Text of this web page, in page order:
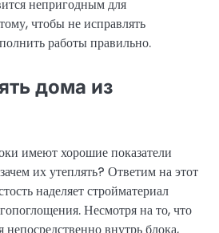
непригодным для
чтобы не исправлять
работы правильно.
дома из
имеют хорошие показатели
их утеплять? Ответим на этот
наделяет стройматериал
Несмотря на то, что
непосредственно внутрь блока,